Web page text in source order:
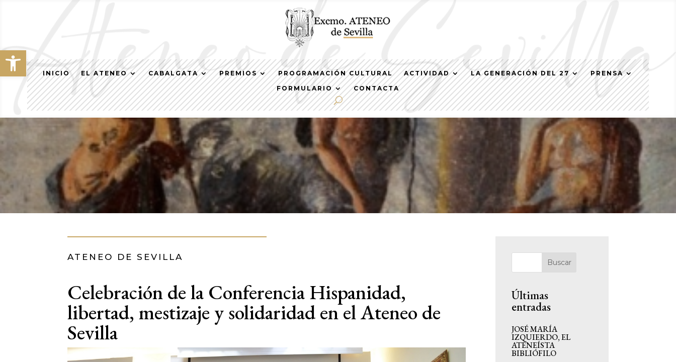
Abrir barra de herramientas
INICIO EL ATENEO CABALGATA PREMIOS PROGRAMACIÓN CULTURAL ACTIVIDAD LA GENERACIÓN DEL 27
PRENSA
FORMULARIO
CONTACTA
ATENEO DE SEVILLA
Celebración de la Conferencia Hispanidad,
libertad, mestizaje y solidaridad en el Ateneo de
Sevilla
Buscar
Últimas
entradas
JOSÉ MARÍA
IZQUIERDO, EL
ATENEÍSTA
BIBLIÓFILO